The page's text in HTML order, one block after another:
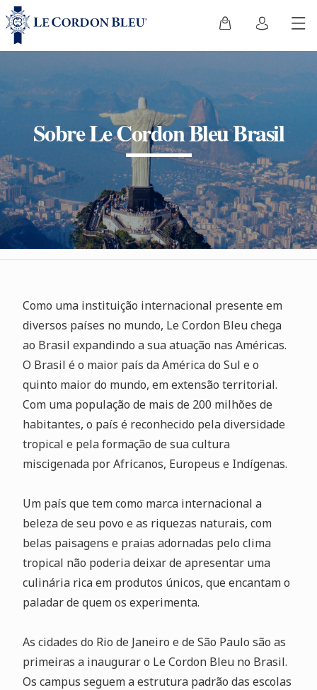
Sobre Le Cordon Bleu Brasil
Como uma instituição internacional presente em
diversos países no mundo, Le Cordon Bleu chega
ao Brasil expandindo a sua atuação nas Américas.
O Brasil é o maior país da América do Sul e o
quinto maior do mundo, em extensão territorial.
Com uma população de mais de 200 milhões de
habitantes, o país é reconhecido pela diversidade
tropical e pela formação de sua cultura
miscigenada por Africanos, Europeus e Indígenas.
Um país que tem como marca internacional a
beleza de seu povo e as riquezas naturais, com
belas paisagens e praias adornadas pelo clima
tropical não poderia deixar de apresentar uma
culinária rica em produtos únicos, que encantam o
paladar de quem os experimenta.
As cidades do Rio de Janeiro e de São Paulo são as
primeiras a inaugurar o Le Cordon Bleu no Brasil.
Os campus seguem a estrutura padrão das escolas